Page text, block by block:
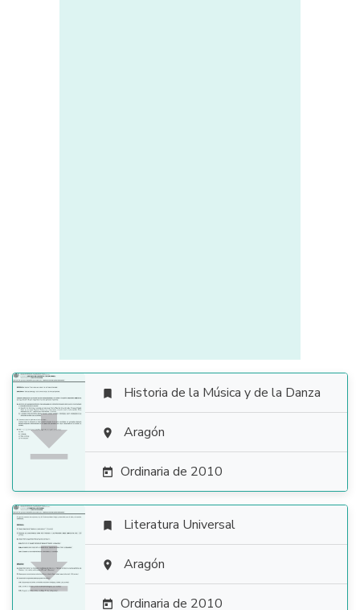

 Historia de la Música y de la Danza
 Aragón
 Ordinaria de 2010

 Literatura Universal
 Aragón
 Ordinaria de 2010